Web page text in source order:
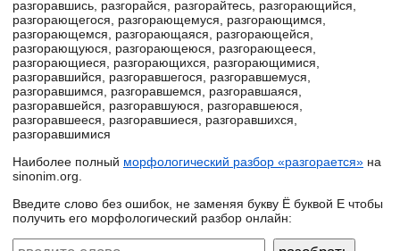
разгоравшись, разгорайся, разгорайтесь, разгорающийся,
разгорающегося, разгорающемуся, разгорающимся,
разгорающемся, разгорающаяся, разгорающейся,
разгорающуюся, разгорающеюся, разгорающееся,
разгорающиеся, разгорающихся, разгорающимися,
разгоравшийся, разгоравшегося, разгоравшемуся,
разгоравшимся, разгоравшемся, разгоравшаяся,
разгоравшейся, разгоравшуюся, разгоравшеюся,
разгоравшееся, разгоравшиеся, разгоравшихся,
разгоравшимися
Наиболее полный морфологический разбор «разгорается» на
sinonim.org.
Введите слово без ошибок, не заменяя букву Ё буквой Е чтобы
получить его морфологический разбор онлайн: